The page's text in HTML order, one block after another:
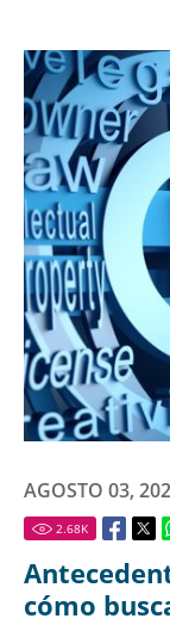
AGOSTO 03,
2.68K
cómo